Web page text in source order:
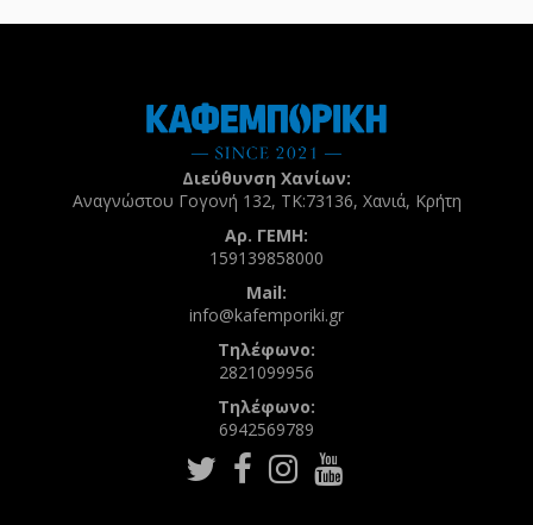
Διεύθυνση Χανίων:
Αναγνώστου Γογονή 132, ΤΚ:73136, Χανιά, Κρήτη
Αρ. ΓΕΜΗ:
159139858000
Mail:
info@kafemporiki.gr
Τηλέφωνο:
2821099956
Τηλέφωνο:
6942569789
FollowFollowFollow
us
us